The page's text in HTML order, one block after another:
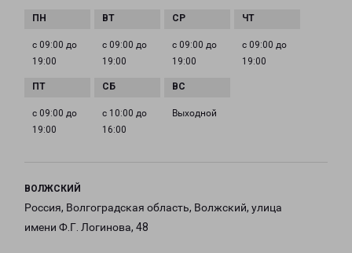
с 09:00 до
19:00
с 09:00 до
19:00
с 09:00 до
19:00
с 09:00 до
19:00
с 09:00 до
19:00
с 10:00 до
16:00
Выходной
ВОЛЖСКИЙ
Россия, Волгоградская область, Волжский, улица
имени Ф.Г. Логинова, 48